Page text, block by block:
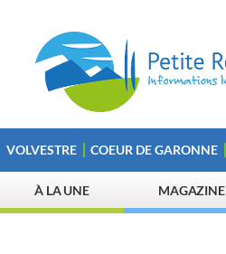
VOLVESTRE COEUR DE GARONNE
À LA UNE MAGAZINE